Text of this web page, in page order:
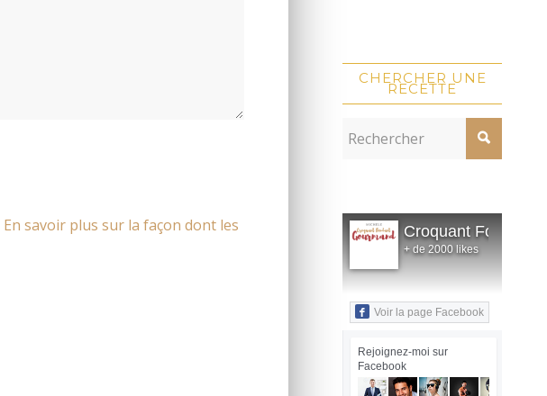
En savoir plus sur la façon dont les
CHERCHER UNE
RECETTE
Croquant Fondant
+ de 2000 likes
Voir la page Facebook
Rejoignez-moi sur
Facebook